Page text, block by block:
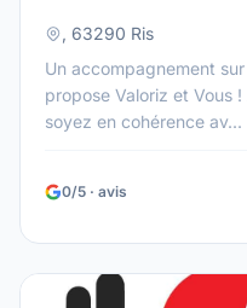
, 63290 Ris
Un accompagnement
propose Valoriz et Vous
soyez en cohérence av...
0/5 · avis